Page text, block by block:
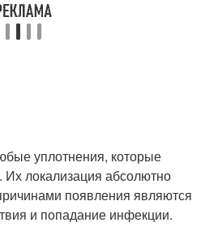
уплотнения, которые
Их локализация абсолютно
появления являются
и попадание инфекции.